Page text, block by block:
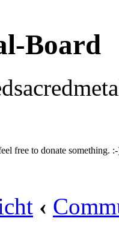
Board
free to donate something.
‹